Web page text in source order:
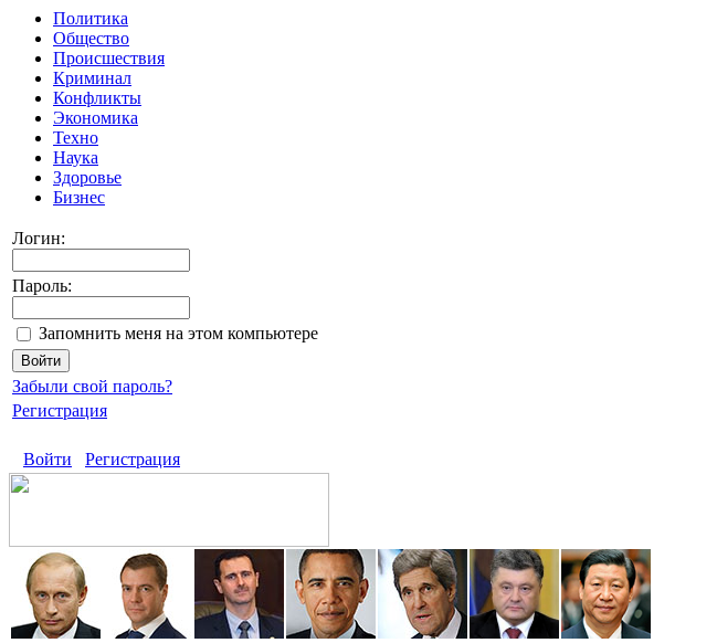
Политика
Общество
Происшествия
Криминал
Конфликты
Экономика
Техно
Наука
Здоровье
Бизнес
Логин:
Пароль:
Запомнить меня на этом компьютере
Забыли свой пароль?
Регистрация
Войти Регистрация